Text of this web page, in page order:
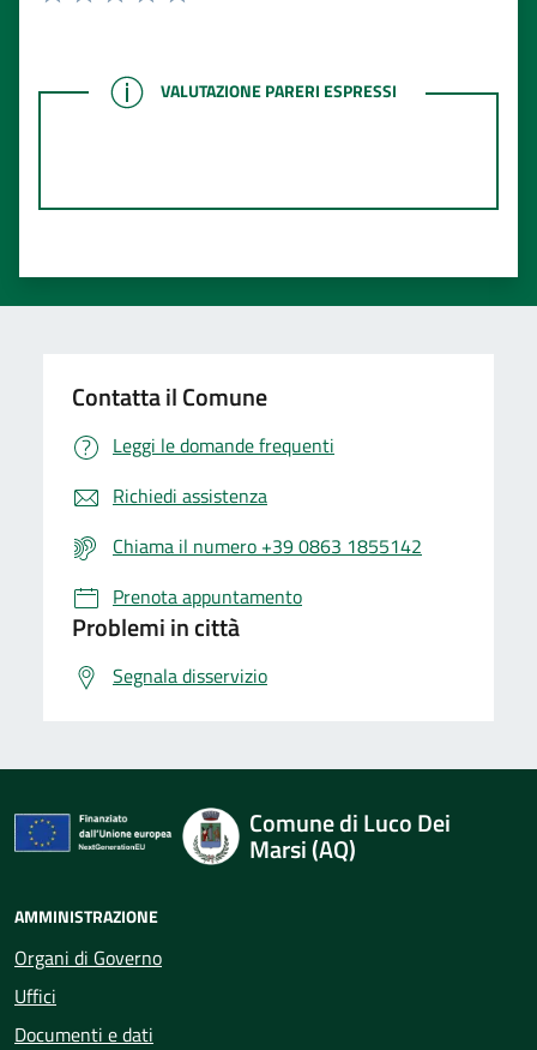
VALUTAZIONE PARERI ESPRESSI
VALUTAZIONE PARERI ESPRESSI
Contatta il Comune
Leggi le domande frequenti
Richiedi assistenza
Chiama il numero +39 0863 1855142
Prenota appuntamento
Problemi in città
Segnala disservizio
Comune di Luco Dei
Marsi (AQ)
AMMINISTRAZIONE
Organi di Governo
Uffici
Documenti e dati